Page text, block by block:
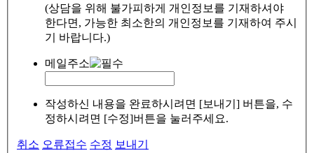
(상담을 위해 불가피하게 개인정보를 기재하셔야
한다면, 가능한 최소한의 개인정보를 기재하여 주시
기 바랍니다.)
메일주소
작성하신 내용을 완료하시려면 [보내기] 버튼을, 수
정하시려면 [수정]버튼을 눌러주세요.
취소 오류접수 수정 보내기